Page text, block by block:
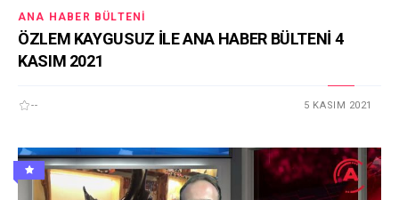
ANA HABER BÜLTENI
ÖZLEM KAYGUSUZ İLE ANA HABER BÜLTENİ 4
KASIM 2021
-- 5 KASIM 2021